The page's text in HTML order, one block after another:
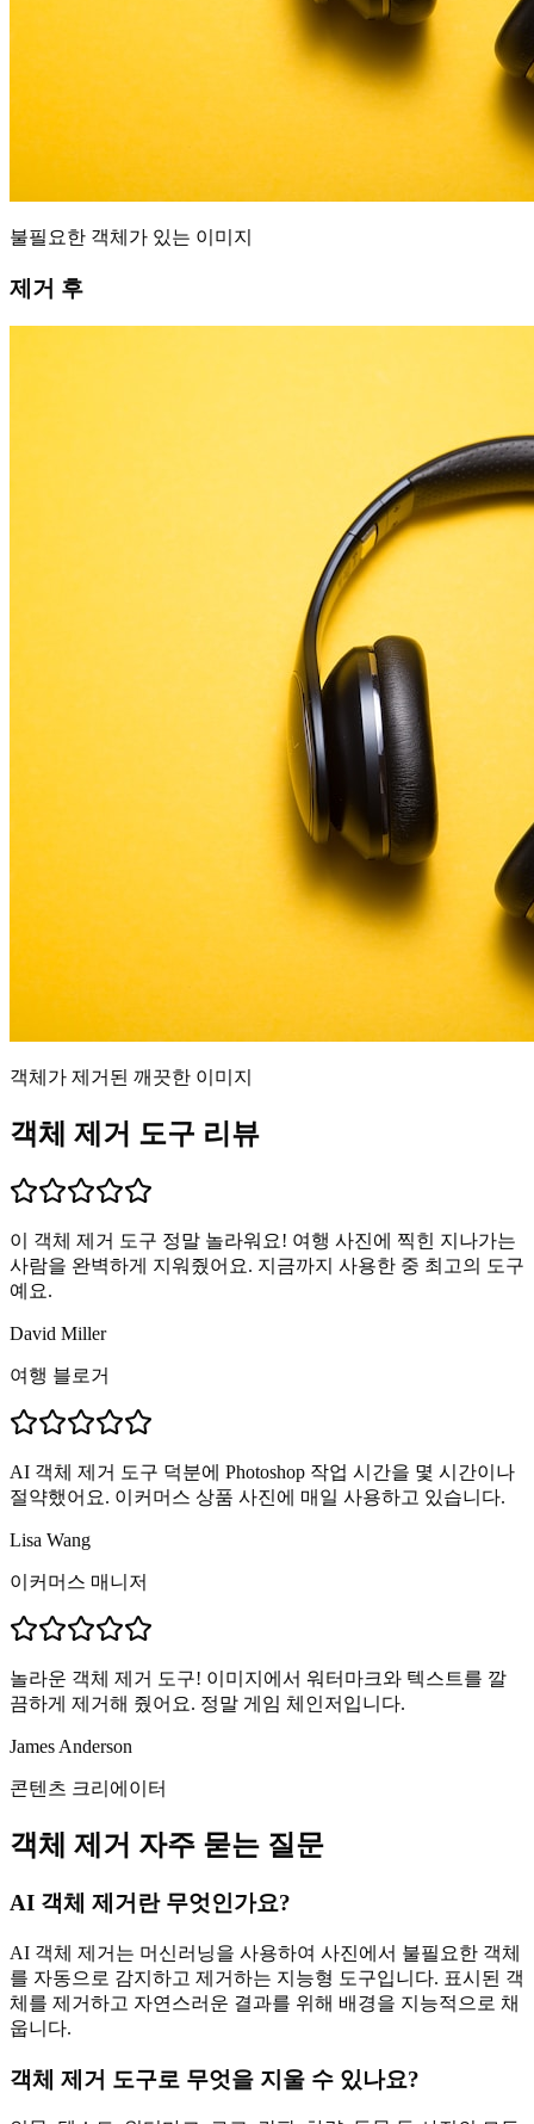
불필요한 객체가 있는 이미지
제거 후
객체가 제거된 깨끗한 이미지
객체 제거 도구 리뷰
이 객체 제거 도구 정말 놀라워요! 여행 사진에 찍힌 지나가는
사람을 완벽하게 지워줬어요. 지금까지 사용한 중 최고의 도구
예요.
David Miller
여행 블로거
AI 객체 제거 도구 덕분에 Photoshop 작업 시간을 몇 시간이나
절약했어요. 이커머스 상품 사진에 매일 사용하고 있습니다.
Lisa Wang
이커머스 매니저
놀라운 객체 제거 도구! 이미지에서 워터마크와 텍스트를 깔
끔하게 제거해 줬어요. 정말 게임 체인저입니다.
James Anderson
콘텐츠 크리에이터
객체 제거 자주 묻는 질문
AI 객체 제거란 무엇인가요?
AI 객체 제거는 머신러닝을 사용하여 사진에서 불필요한 객체
를 자동으로 감지하고 제거하는 지능형 도구입니다. 표시된 객
체를 제거하고 자연스러운 결과를 위해 배경을 지능적으로 채
웁니다.
객체 제거 도구로 무엇을 지울 수 있나요?